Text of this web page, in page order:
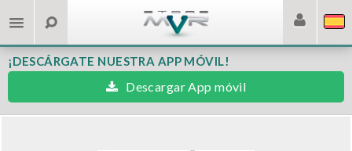
¡DESCÁRGATE NUESTRA APP MÓVIL!
Descargar App móvil